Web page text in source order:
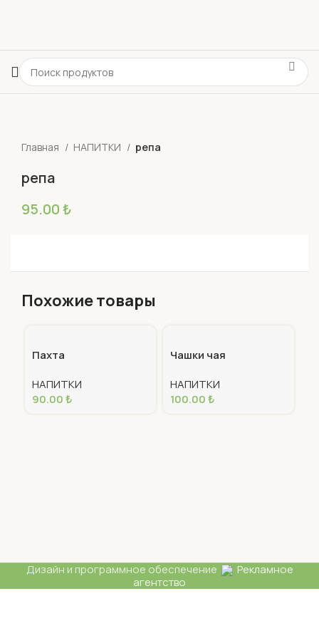
Главная НАПИТКИ репа
репа
95.00₺
Похожие товары
Пахта
НАПИТКИ
90.00₺
Чашки чая
НАПИТКИ
100.00₺
Дизайн и программное обеспечение
Рекламное
агентство